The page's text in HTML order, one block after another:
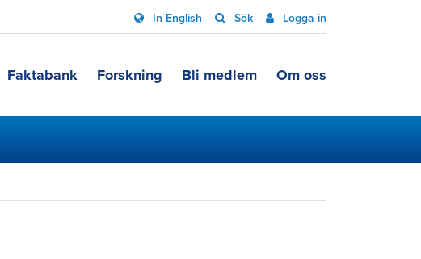
In English Sök Logga in
Faktabank Forskning Bli medlem Om oss